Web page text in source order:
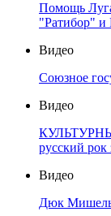
Помощь
"Ратибор" и
Видео
Союзное
Видео
русский рок
Видео
Дюк Мишель